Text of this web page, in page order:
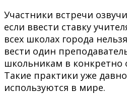
Участники встречи
если ввести ставку
всех школах города
вести один
школьникам в конкретно
Такие практики уже
используются в мире.